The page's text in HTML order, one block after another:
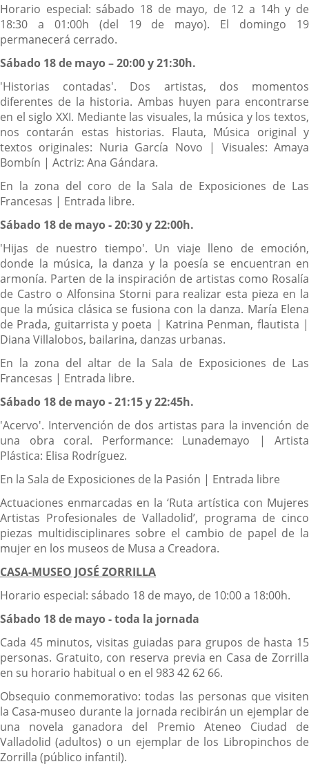
Horario especial: sábado 18 de mayo, de 12 a 14h y de
18:30 a 01:00h (del 19 de mayo). El domingo 19
permanecerá cerrado.
Sábado 18 de mayo – 20:00 y 21:30h.
'Historias contadas'. Dos artistas, dos momentos
diferentes de la historia. Ambas huyen para encontrarse
en el siglo XXI. Mediante las visuales, la música y los textos,
nos contarán estas historias. Flauta, Música original y
textos originales: Nuria García Novo | Visuales: Amaya
Bombín | Actriz: Ana Gándara.
En la zona del coro de la Sala de Exposiciones de Las
Francesas | Entrada libre.
Sábado 18 de mayo - 20:30 y 22:00h.
'Hijas de nuestro tiempo'. Un viaje lleno de emoción,
donde la música, la danza y la poesía se encuentran en
armonía. Parten de la inspiración de artistas como Rosalía
de Castro o Alfonsina Storni para realizar esta pieza en la
que la música clásica se fusiona con la danza. María Elena
de Prada, guitarrista y poeta | Katrina Penman, flautista |
Diana Villalobos, bailarina, danzas urbanas.
En la zona del altar de la Sala de Exposiciones de Las
Francesas | Entrada libre.
Sábado 18 de mayo - 21:15 y 22:45h.
'Acervo'. Intervención de dos artistas para la invención de
una obra coral. Performance: Lunademayo | Artista
Plástica: Elisa Rodríguez.
En la Sala de Exposiciones de la Pasión | Entrada libre
Actuaciones enmarcadas en la ‘Ruta artística con Mujeres
Artistas Profesionales de Valladolid’, programa de cinco
piezas multidisciplinares sobre el cambio de papel de la
mujer en los museos de Musa a Creadora.
CASA-MUSEO JOSÉ ZORRILLA
Horario especial: sábado 18 de mayo, de 10:00 a 18:00h.
Sábado 18 de mayo - toda la jornada
Cada 45 minutos, visitas guiadas para grupos de hasta 15
personas. Gratuito, con reserva previa en Casa de Zorrilla
en su horario habitual o en el 983 42 62 66.
Obsequio conmemorativo: todas las personas que visiten
la Casa-museo durante la jornada recibirán un ejemplar de
una novela ganadora del Premio Ateneo Ciudad de
Valladolid (adultos) o un ejemplar de los Libropinchos de
Zorrilla (público infantil).